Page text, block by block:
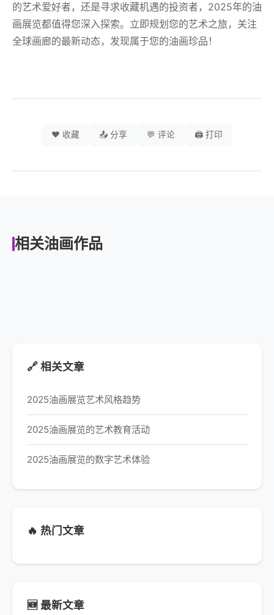
的艺术爱好者，还是寻求收藏机遇的投资者，2025年的油
画展览都值得您深入探索。立即规划您的艺术之旅，关注
全球画廊的最新动态，发现属于您的油画珍品！
❤️ 收藏 📤 分享 💬 评论 🖨️ 打印
相关油画作品
🔗 相关文章
2025油画展览艺术风格趋势
2025油画展览的艺术教育活动
2025油画展览的数字艺术体验
🔥 热门文章
🆕 最新文章